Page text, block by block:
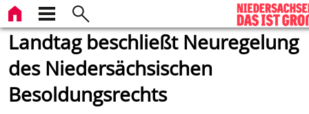
Landtag beschließt Neuregelung
des Niedersächsischen
Besoldungsrechts